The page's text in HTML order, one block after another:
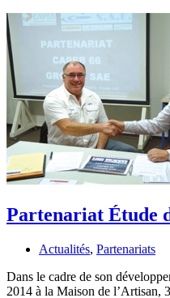
Partenariat Étude
Actualités, Partenariats
Dans le cadre de son
2014 à la Maison de l’Artisan,